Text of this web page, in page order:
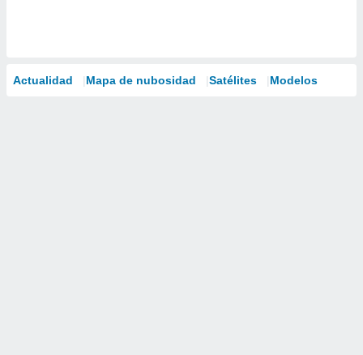
Actualidad Mapa de nubosidad Satélites Modelos